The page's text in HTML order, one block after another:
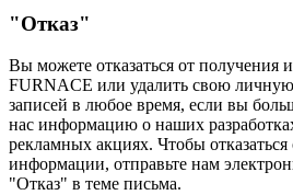
"Отказ"
Вы можете отказаться от
FURNACE или удалить свою
записей в любое время, если вы
нас информацию о наших
рекламных акциях. Чтобы
информации, отправьте нам
"Отказ" в теме письма.